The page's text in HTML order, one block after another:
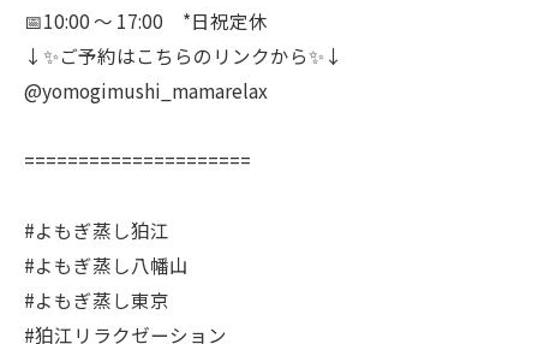
📅10:00 〜 17:00 *日祝定休
↓✨ご予約はこちらのリンクから✨↓
@yomogimushi_mamarelax
=====================
#よもぎ蒸し狛江
#よもぎ蒸し八幡山
#よもぎ蒸し東京
#狛江リラクゼーション